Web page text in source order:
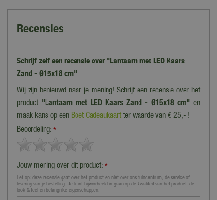
Recensies
Schrijf zelf een recensie over "Lantaarn met LED Kaars
Zand - Ø15x18 cm"
Wij zijn benieuwd naar je mening! Schrijf een recensie over het
product "Lantaarn met LED Kaars Zand - Ø15x18 cm" en
maak kans op een Boet Cadeaukaart ter waarde van € 25,- !
Beoordeling: *
Jouw mening over dit product: *
Let op: deze recensie gaat over het product en niet over ons tuincentrum, de service of
levering van je bestelling. Je kunt bijvoorbeeld in gaan op de kwaliteit van het product, de
look & feel en belangrijke eigenschappen.